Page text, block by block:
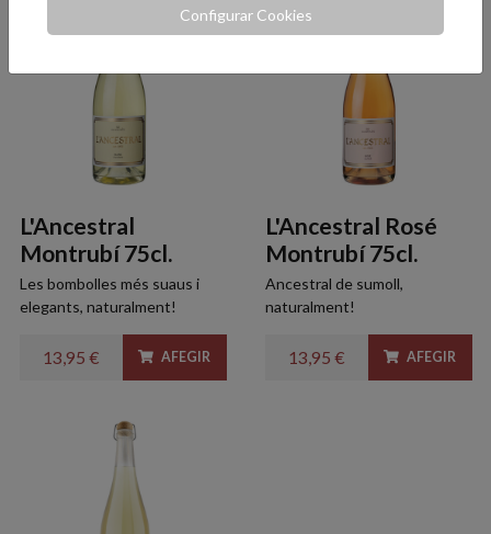
L'Ancestral
Montrubí 75cl.
Les bombolles més suaus i
elegants, naturalment!
13,95 € AFEGIR
L'Ancestral Rosé
Montrubí 75cl.
Ancestral de sumoll,
naturalment!
13,95 € AFEGIR
Configurar Cookies